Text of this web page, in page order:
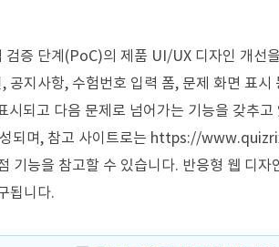
검증 단계(PoC)의 제품 UI/UX 디자인 개선
공지사항, 수험번호 입력 폼, 문제 화면 표
시되고 다음 문제로 넘어가는 기능을 갖추
되며, 참고 사이트로는 https://
기능을 참고할 수 있습니다. 반응형 웹 디자
됩니다.